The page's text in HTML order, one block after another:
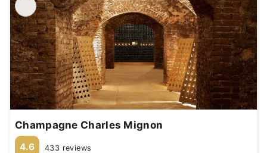
Champagne Charles Mignon
4.6 433 reviews